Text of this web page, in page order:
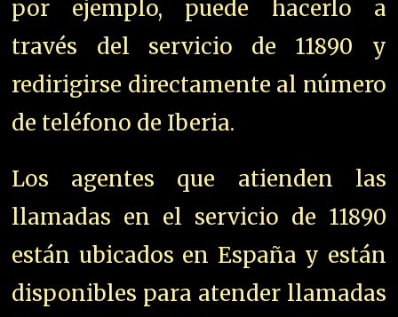
por ejemplo, puede hacerlo a
través del servicio de 11890 y
redirigirse directamente al número
de teléfono de Iberia.
Los agentes que atienden las
llamadas en el servicio de 11890
están ubicados en España y están
disponibles para atender llamadas